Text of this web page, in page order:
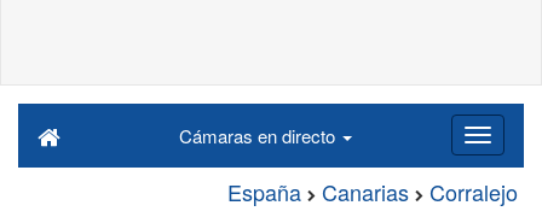
Cámaras en directo
España Canarias Corralejo